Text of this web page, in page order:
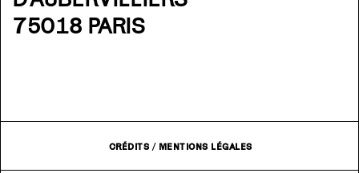
75018 PARIS
CRÉDITS / MENTIONS LÉGALES